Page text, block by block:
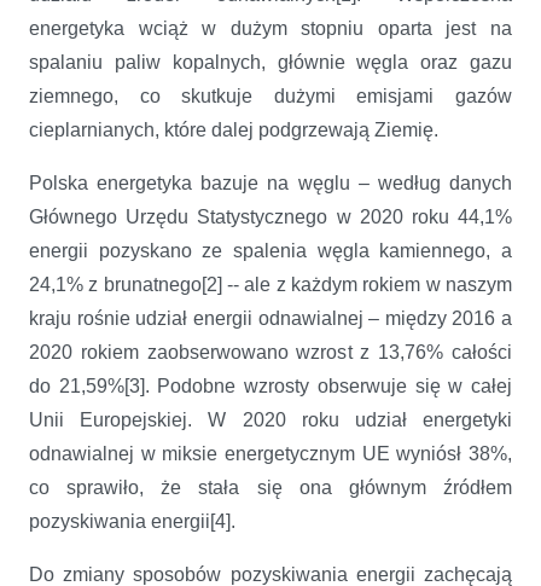
energetyka wciąż w dużym stopniu oparta jest na
spalaniu paliw kopalnych, głównie węgla oraz gazu
ziemnego, co skutkuje dużymi emisjami gazów
cieplarnianych, które dalej podgrzewają Ziemię.
Polska energetyka bazuje na węglu – według danych
Głównego Urzędu Statystycznego w 2020 roku 44,1%
energii pozyskano ze spalenia węgla kamiennego, a
24,1% z brunatnego[2] -- ale z każdym rokiem w naszym
kraju rośnie udział energii odnawialnej – między 2016 a
2020 rokiem zaobserwowano wzrost z 13,76% całości
do 21,59%[3]. Podobne wzrosty obserwuje się w całej
Unii Europejskiej. W 2020 roku udział energetyki
odnawialnej w miksie energetycznym UE wyniósł 38%,
co sprawiło, że stała się ona głównym źródłem
pozyskiwania energii[4].
Do zmiany sposobów pozyskiwania energii zachęcają